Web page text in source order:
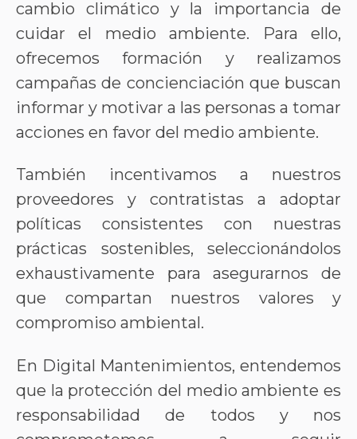
cambio climático y la importancia de
cuidar el medio ambiente. Para ello,
ofrecemos formación y realizamos
campañas de concienciación que buscan
informar y motivar a las personas a tomar
acciones en favor del medio ambiente.
También incentivamos a nuestros
proveedores y contratistas a adoptar
políticas consistentes con nuestras
prácticas sostenibles, seleccionándolos
exhaustivamente para asegurarnos de
que compartan nuestros valores y
compromiso ambiental.
En Digital Mantenimientos, entendemos
que la protección del medio ambiente es
responsabilidad de todos y nos